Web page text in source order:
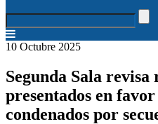
10 Octubre 2025
Segunda Sala revisa
presentados en
condenados por